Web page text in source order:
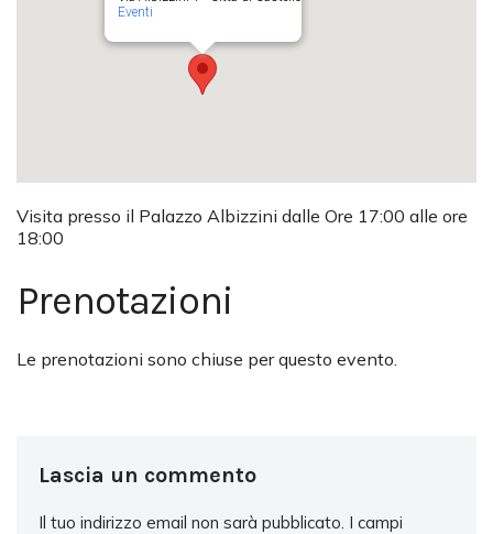
Eventi
Visita presso il Palazzo Albizzini dalle Ore 17:00 alle ore
18:00
Prenotazioni
Le prenotazioni sono chiuse per questo evento.
Lascia un commento
Il tuo indirizzo email non sarà pubblicato. I campi